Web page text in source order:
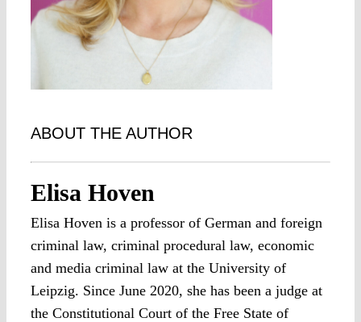
ABOUT THE AUTHOR
Elisa Hoven
Elisa Hoven is a professor of German and foreign
criminal law, criminal procedural law, economic
and media criminal law at the University of
Leipzig. Since June 2020, she has been a judge at
the Constitutional Court of the Free State of